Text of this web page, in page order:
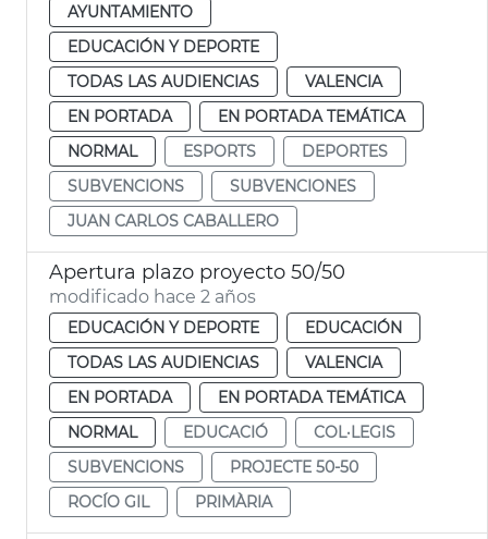
AYUNTAMIENTO
EDUCACIÓN Y DEPORTE
TODAS LAS AUDIENCIAS
VALENCIA
EN PORTADA
EN PORTADA TEMÁTICA
NORMAL
ESPORTS
DEPORTES
SUBVENCIONS
SUBVENCIONES
JUAN CARLOS CABALLERO
Apertura plazo proyecto 50/50
modificado hace 2 años
EDUCACIÓN Y DEPORTE
EDUCACIÓN
TODAS LAS AUDIENCIAS
VALENCIA
EN PORTADA
EN PORTADA TEMÁTICA
NORMAL
EDUCACIÓ
COL·LEGIS
SUBVENCIONS
PROJECTE 50-50
ROCÍO GIL
PRIMÀRIA